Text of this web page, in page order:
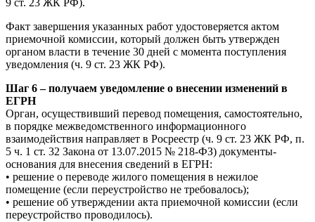
9 ст. 23 ЖК РФ).
Факт завершения указанных работ удостоверяется актом
приемочной комиссии, который должен быть утвержден
органом власти в течение 30 дней с момента поступления
уведомления (ч. 9 ст. 23 ЖК РФ).
Шаг 6 – получаем уведомление о внесении изменений в
ЕГРН
Орган, осуществивший перевод помещения, самостоятельно,
в порядке межведомственного информационного
взаимодействия направляет в Росреестр (ч. 9 ст. 23 ЖК РФ, п.
5 ч. 1 ст. 32 Закона от 13.07.2015 № 218-ФЗ) документы-
основания для внесения сведений в ЕГРН:
• решение о переводе жилого помещения в нежилое
помещение (если переустройство не требовалось);
• решение об утверждении акта приемочной комиссии (если
переустройство проводилось).